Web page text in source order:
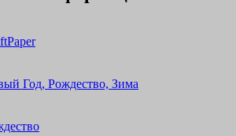
Год, Рождество, Зима